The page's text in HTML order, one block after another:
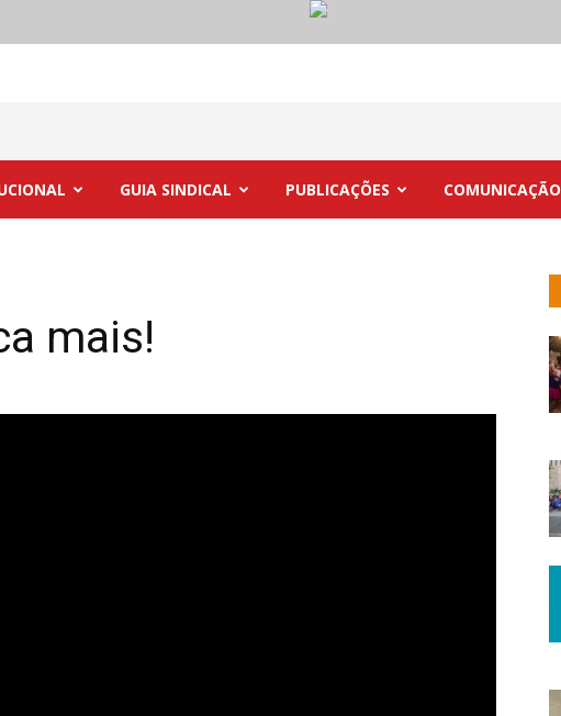
GUIA SINDICAL PUBLICAÇÕES COMUNICAÇÃO
mais!